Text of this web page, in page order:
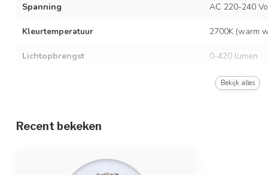
Spanning AC 220-240
Kleurtemperatuur 2700K (warm
Lichtopbrengst 0-420 lumen
Transparant
Vergelijkingswaarde
Bekijk alles
Recent bekeken